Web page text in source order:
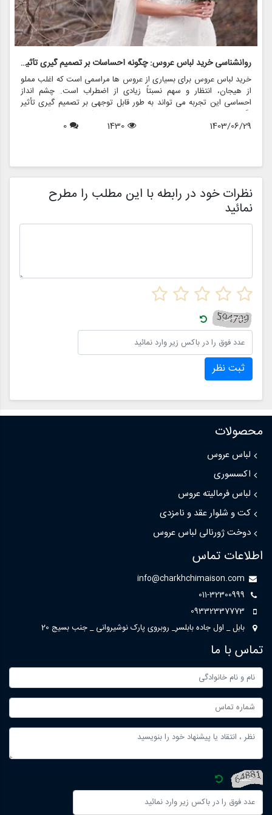
روانشناسی خرید لباس عروس: چگونه احساسات بر تصمیم گیری تأثیر می گذارد
خرید لباس عروس برای بسیاری از عروس ها مراسمی است که اغلب مملو
از هیجان، انتظار و سهم نسبتاً زیادی از اضطراب است. چشم انداز
احساسی این تجربه می تواند به طور قابل توجهی بر تصمیم گیری تأثیر
بگذارد و منجر به انتخاب هایی شود که نه تنها سبک شخصی بلکه عوامل
روانی عمیق تری را نیز منعکس می کند. در این مقاله، روانشناسی خرید
1403/06/29
1430
0
نظرات خود در رابطه با این مطلب را مطرح
نمائید
ثبت نظر
محصولات
لباس عروس
اکسسوری
لباس فرمالیته عروس
کت و شلوار عقد و نامزدی
دوخت ژورنالی لباس عروس
اطلاعات تماس
info@charkhchimaison.com
011-32300999
09332337773
بابل _ اول جاده بابلسر_ روبروی پارک نوشیروانی _ جنب بسیج 20
تماس با ما